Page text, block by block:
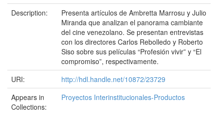
Description:
Presenta artículos de Ambretta Marrosu y Julio
Miranda que analizan el panorama cambiante
del cine venezolano. Se presentan entrevistas
con los directores Carlos Rebolledo y Roberto
Siso sobre sus películas “Profesión vivir” y “El
compromiso”, respectivamente.
URI:
http://hdl.handle.net/10872/23729
Appears in
Collections:
Proyectos Interinstitucionales-Productos